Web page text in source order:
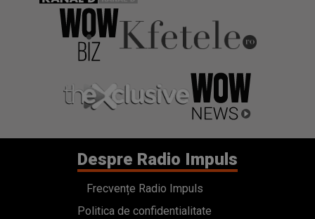
Despre Radio Impuls
Frecvențe Radio Impuls
Politica de confidentialitate